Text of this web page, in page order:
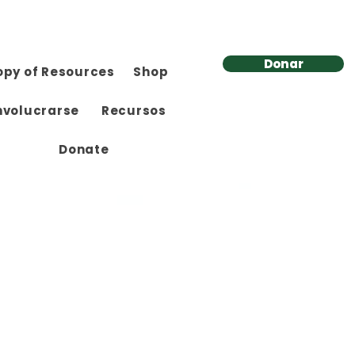
of Resources Shop
Recursos
Donate
Donar